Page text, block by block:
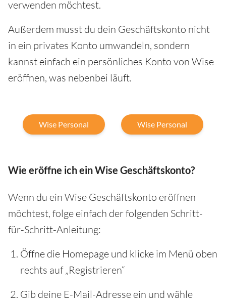
verwenden möchtest.
Außerdem musst du dein Geschäftskonto nicht
in ein privates Konto umwandeln, sondern
kannst einfach ein persönliches Konto von Wise
eröffnen, was nebenbei läuft.
Wise Personal Wise Personal
Wie eröffne ich ein Wise Geschäftskonto?
Wenn du ein Wise Geschäftskonto eröffnen
möchtest, folge einfach der folgenden Schritt-
für-Schritt-Anleitung:
Öffne die Homepage und klicke im Menü oben
rechts auf „Registrieren“
Gib deine E-Mail-Adresse ein und wähle